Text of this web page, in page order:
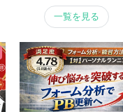
一覧を見る